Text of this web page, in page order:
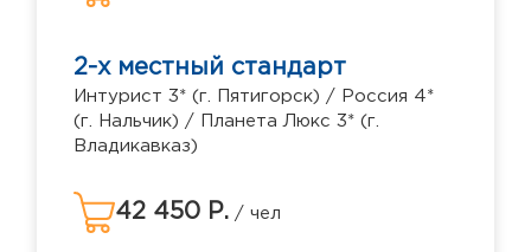
2-х местный стандарт
Интурист 3* (г. Пятигорск) / Россия 4*
(г. Нальчик) / Планета Люкс 3* (г.
Владикавказ)
42 450 Р. / чел